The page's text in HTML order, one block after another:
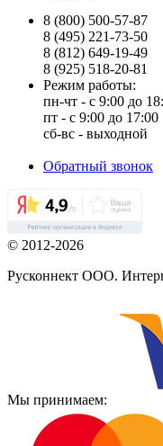
8 (800) 500-57-87
8 (495) 221-73-50
8 (812) 649-19-49
8 (925) 518-20-81
Режим работы:
пн-чт - с 9:00 до
пт - с 9:00 до 17:00
сб-вс - выходной
Обратный звонок
© 2012-2026
Русконнект ООО.
Мы принимаем: